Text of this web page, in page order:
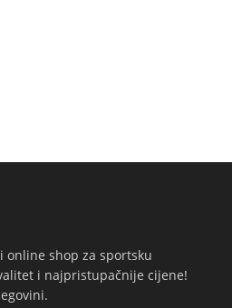
online shop za sportsku
i najpristupačnije cijene!